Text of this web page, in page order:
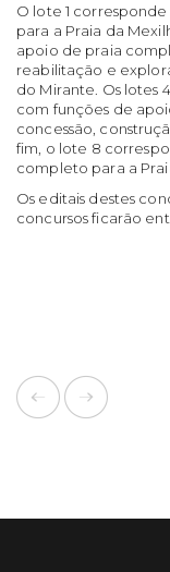
O lote 1
para a Praia da
apoio de praia
reabilitação e
do Mirante. Os lotes
com funções de
concessão,
fim, o lote 8
completo para a
Os editais destes
concursos ficarão